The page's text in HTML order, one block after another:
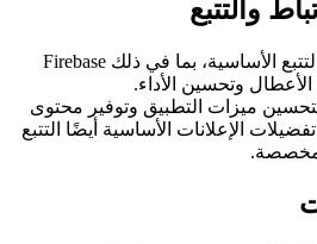
والتتبع
تستخدم نيرو تقنيات التتبع الأساسية، بما في ذلك Firebase
ميزات التطبيق وتوفير محتوى
الإعلانات الأساسية أيضًا التتبع
مخصصة.